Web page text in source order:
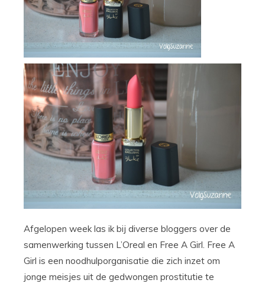
Afgelopen week las ik bij diverse bloggers over de
samenwerking tussen L’Oreal en Free A Girl. Free A
Girl is een noodhulporganisatie die zich inzet om
jonge meisjes uit de gedwongen prostitutie te